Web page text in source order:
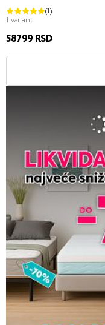
(1)
1 variant
58799 RSD